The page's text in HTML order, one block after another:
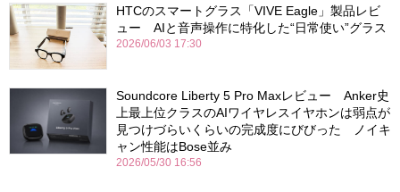
HTCのスマートグラス「VIVE Eagle」製品レビ
ュー AIと音声操作に特化した“日常使い”グラス
2026/06/03 17:30
Soundcore Liberty 5 Pro Maxレビュー Anker史
上最上位クラスのAIワイヤレスイヤホンは弱点が
見つけづらいくらいの完成度にびびった ノイキ
ャン性能はBose並み
2026/05/30 16:56